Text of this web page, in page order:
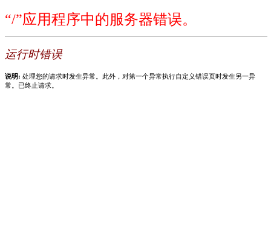
“/”应用程序中的服务器错误。
运行时错误
说明: 处理您的请求时发生异常。此外，对第一个异常执行自定义错误页时发生另一异
常。已终止请求。